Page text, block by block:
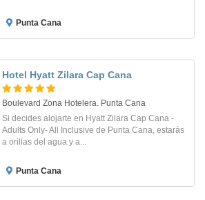
Punta Cana
Hotel Hyatt Zilara Cap Cana
Boulevard Zona Hotelera. Punta Cana
Si decides alojarte en Hyatt Zilara Cap Cana -
Adults Only- All Inclusive de Punta Cana, estarás
a orillas del agua y a...
Punta Cana